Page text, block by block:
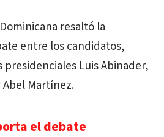
resaltó la
entre los candidatos,
Luis Abinader,
Martínez.
el debate